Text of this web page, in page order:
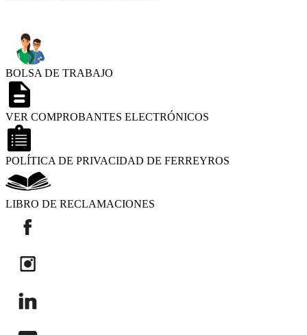
BOLSA DE TRABAJO
VER COMPROBANTES ELECTRÓNICOS
POLÍTICA DE PRIVACIDAD DE FERREYROS
LIBRO DE RECLAMACIONES